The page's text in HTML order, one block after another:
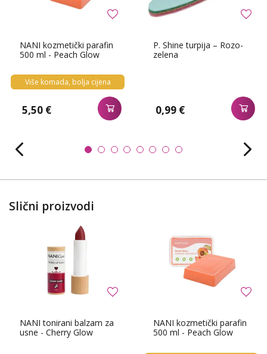
NANI kozmetički parafin
500 ml - Peach Glow
Više komada, bolja cijena
5,50 €
P. Shine turpija – Rozo-
zelena
0,99 €
Slični proizvodi
NANI tonirani balzam za
usne - Cherry Glow
NANI kozmetički parafin
500 ml - Peach Glow